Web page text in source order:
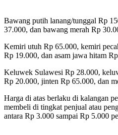
Bawang putih lanang/tunggal Rp
37.000, dan bawang merah Rp
Kemiri utuh Rp 65.000, kemiri
Rp 19.000, dan asam jawa hitam
Keluwek Sulawesi Rp 28.000,
Rp 20.000, jinten Rp 65.000, dan
Harga di atas berlaku di kalangan
membeli di tingkat penjual atau
antara Rp 3.000 sampai Rp 5.000